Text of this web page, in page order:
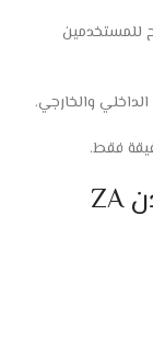
للمستخدمين
والخارجي.
مواصفات بوابة كشف المعادن ZA